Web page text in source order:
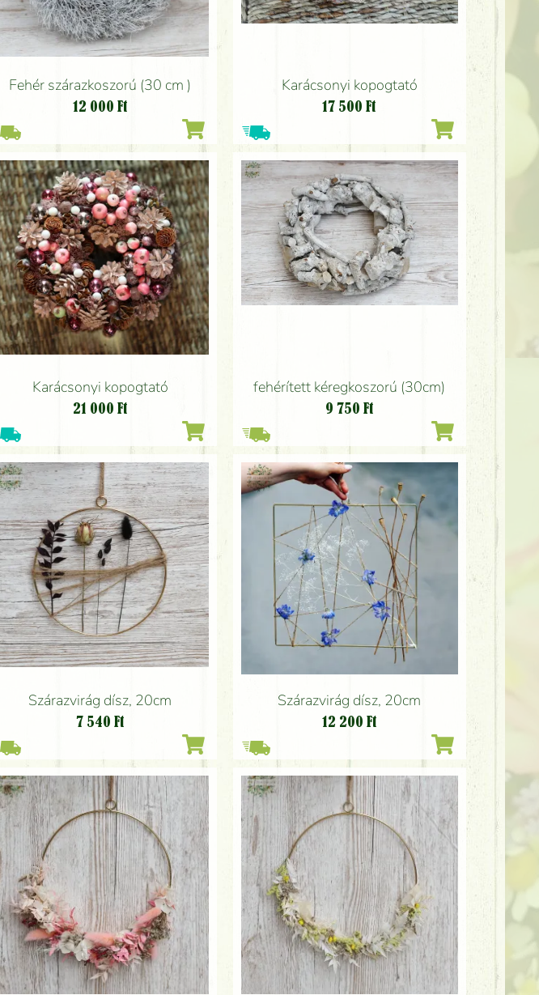
Fehér szárazkoszorú (30 cm )
12 000 Ft
Karácsonyi kopogtató
17 500 Ft
Karácsonyi kopogtató
21 000 Ft
fehérített kéregkoszorú (30cm)
9 750 Ft
Szárazvirág dísz, 20cm
7 540 Ft
Szárazvirág dísz, 20cm
12 200 Ft